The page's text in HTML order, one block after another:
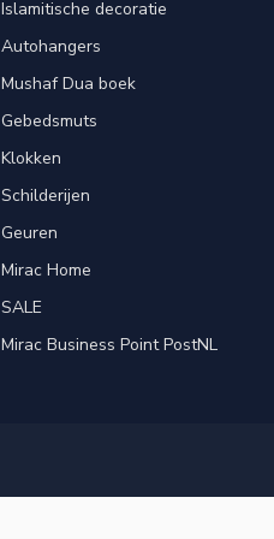
Islamitische decoratie
Autohangers
Mushaf Dua boek
Gebedsmuts
Klokken
Schilderijen
Geuren
Mirac Home
SALE
Mirac Business Point PostNL